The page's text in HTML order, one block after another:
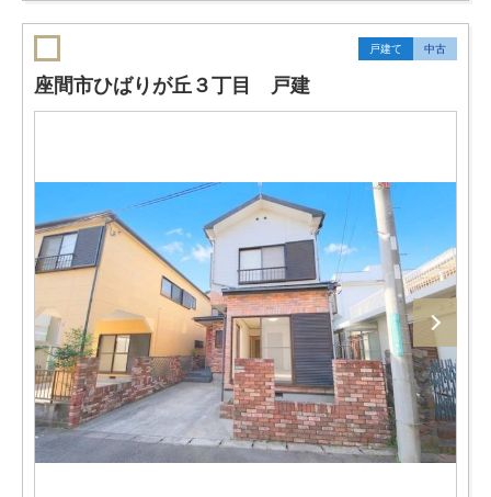
戸建て 中古
座間市ひばりが丘３丁目 戸建